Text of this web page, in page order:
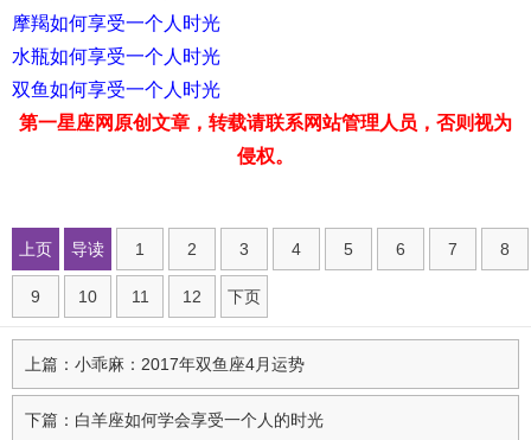
摩羯如何享受一个人时光
水瓶如何享受一个人时光
双鱼如何享受一个人时光
第一星座网原创文章，转载请联系网站管理人员，否则视为
侵权。
上页 导读 1 2 3 4 5 6 7 8
9 10 11 12 下页
上篇：小乖麻：2017年双鱼座4月运势
下篇：白羊座如何学会享受一个人的时光